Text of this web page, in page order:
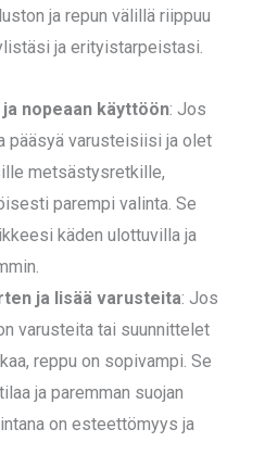
ja repun välillä riippuu
ja erityistarpeistasi.
nopeaan käyttöön: Jos
pääsyä varusteisiisi ja olet
metsästysretkille,
parempi valinta. Se
käden ulottuvilla ja
ja lisää varusteita: Jos
varusteita tai suunnittelet
reppu on sopivampi. Se
ja paremman suojan
on esteettömyys ja